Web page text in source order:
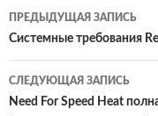
Навигация
по
записям
ПРЕДЫДУЩАЯ ЗАПИСЬ
Системные требования
СЛЕДУЮЩАЯ ЗАПИСЬ
Need For Speed Heat